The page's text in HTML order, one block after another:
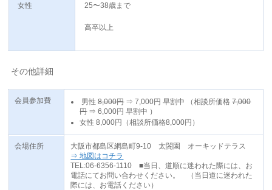
女性 25〜38歳まで
高卒以上
その他詳細
会員参加費 男性8,000円⇒7,000円 早割中 （相談所価格7,000
円⇒6,000円 早割中 ）
女性 8,000円（相談所価格8,000円）
会場住所
大阪市都島区網島町9-10 太閤園 オーキッドテラス
⇒ 地図はコチラ
TEL:06-6356-1110 ■当日、道順に迷われた際には、お
電話にてお問い合わせください。 （当日道に迷われた
際には、お電話ください）